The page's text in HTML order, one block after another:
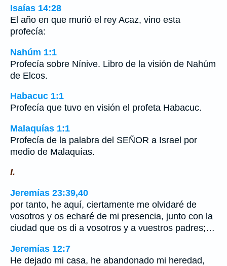
Isaías 14:28
El año en que murió el rey Acaz, vino esta
profecía:
Nahúm 1:1
Profecía sobre Nínive. Libro de la visión de Nahúm
de Elcos.
Habacuc 1:1
Profecía que tuvo en visión el profeta Habacuc.
Malaquías 1:1
Profecía de la palabra del SEÑOR a Israel por
medio de Malaquías.
I.
Jeremías 23:39,40
por tanto, he aquí, ciertamente me olvidaré de
vosotros y os echaré de mi presencia, junto con la
ciudad que os di a vosotros y a vuestros padres;…
Jeremías 12:7
He dejado mi casa, he abandonado mi heredad,